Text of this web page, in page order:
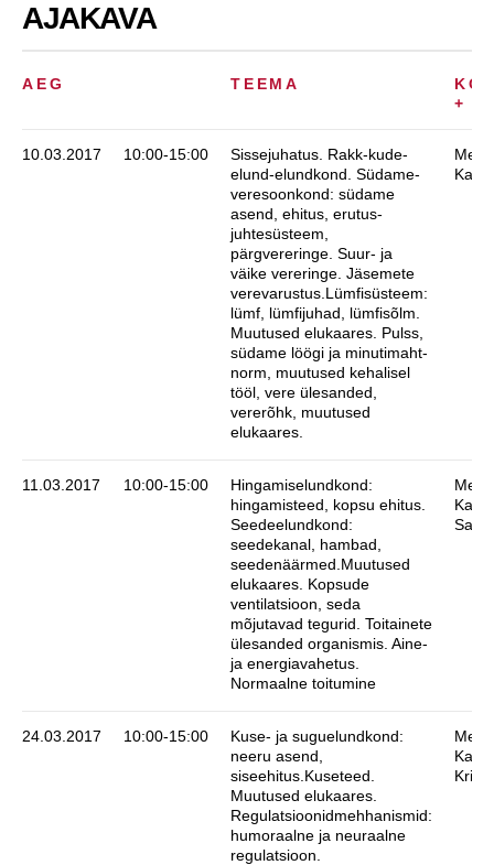
AJAKAVA
AEG TEEMA
+
10.03.2017 10:00-15:00
Sissejuhatus. Rakk-kude-
elund-elundkond. Südame-
veresoonkond: südame
asend, ehitus, erutus-
juhtesüsteem,
pärgvereringe. Suur- ja
väike vereringe. Jäsemete
verevarustus.Lümfisüsteem:
lümf, lümfijuhad, lümfisõlm.
Muutused elukaares. Pulss,
südame löögi ja minutimaht-
norm, muutused kehalisel
tööl, vere ülesanded,
vererõhk, muutused
elukaares.
11.03.2017 10:00-15:00
Hingamiselundkond:
hingamisteed, kopsu ehitus.
Seedeelundkond:
seedekanal, hambad,
seedenäärmed.Muutused
elukaares. Kopsude
ventilatsioon, seda
mõjutavad tegurid. Toitainete
ülesanded organismis. Aine-
ja energiavahetus.
Normaalne toitumine
24.03.2017 10:00-15:00
Kuse- ja suguelundkond:
neeru asend,
siseehitus.Kuseteed.
Muutused elukaares.
Regulatsioonidmehhanismid:
humoraalne ja neuraalne
regulatsioon.